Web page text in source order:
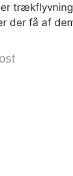
der få af